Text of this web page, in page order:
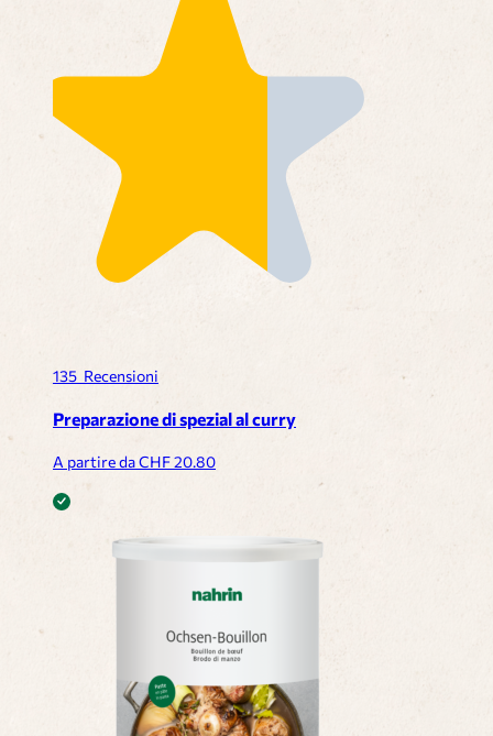
135 Recensioni
Preparazione di spezial al curry
A partire da CHF20.80